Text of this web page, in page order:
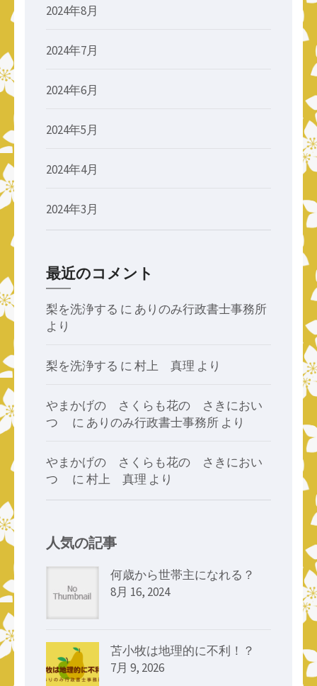
2024年8月
2024年7月
2024年6月
2024年5月
2024年4月
2024年3月
最近のコメント
梨を洗浄する に ありのみ行政書士事務所
より
梨を洗浄する に村上 真理 より
やまかげの さくらも花の さきにおい
つゝ
に ありのみ行政書士事務所 より
やまかげの さくらも花の さきにおい
つゝ
に村上 真理 より
人気の記事
何歳から世帯主になれる？
8月 16, 2024
苫小牧は地理的に不利！？
7月 9, 2026